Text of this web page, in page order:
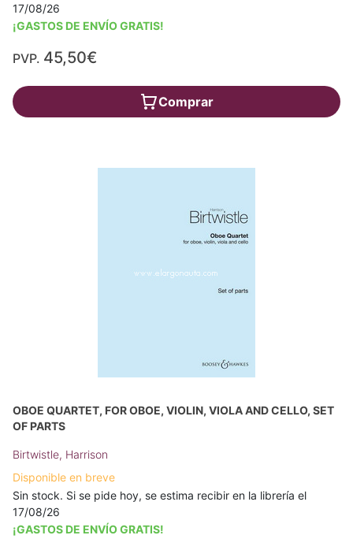
17/08/26
¡GASTOS DE ENVÍO GRATIS!
PVP. 45,50€
Comprar
OBOE QUARTET, FOR OBOE, VIOLIN, VIOLA AND CELLO, SET
OF PARTS
Birtwistle, Harrison
Disponible en breve
Sin stock. Si se pide hoy, se estima recibir en la librería el
17/08/26
¡GASTOS DE ENVÍO GRATIS!